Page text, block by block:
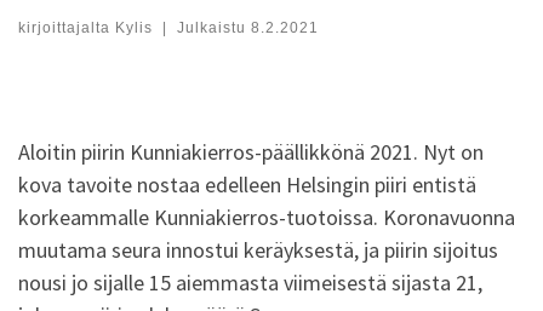
kirjoittajalta Kylis | Julkaistu 8.2.2021
Aloitin piirin Kunniakierros-päällikkönä 2021. Nyt on
kova tavoite nostaa edelleen Helsingin piiri entistä
korkeammalle Kunniakierros-tuotoissa. Koronavuonna
muutama seura innostui keräyksestä, ja piirin sijoitus
nousi jo sijalle 15 aiemmasta viimeisestä sijasta 21,